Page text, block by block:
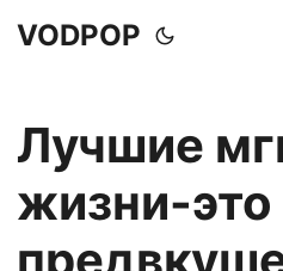
VODPOP
Лучшие
жизни-это